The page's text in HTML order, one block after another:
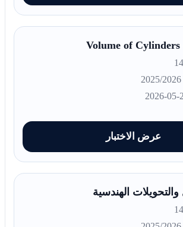
Volume of
عرض الاختبار
الهندسية